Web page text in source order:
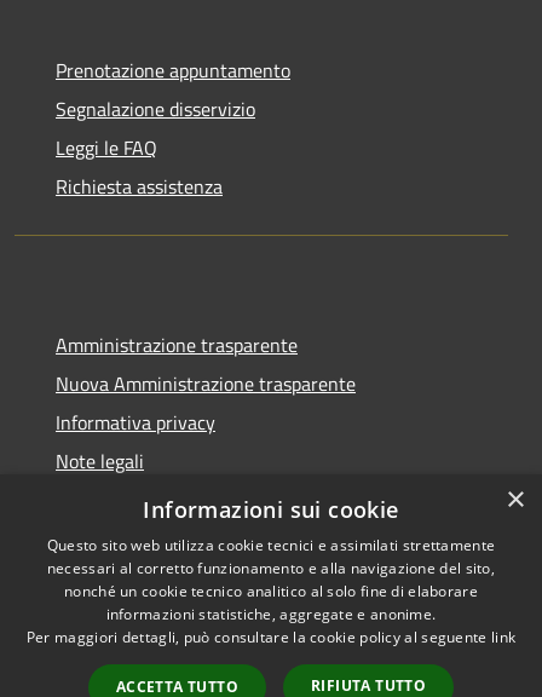
Prenotazione appuntamento
Segnalazione disservizio
Leggi le FAQ
Richiesta assistenza
Amministrazione trasparente
Nuova Amministrazione trasparente
Informativa privacy
Note legali
Dichiarazione di accessibilità
Accessibilità
Copyright © 2026 • Comune di
Seminara • Powered by
Municipium•
Accesso
×
Informazioni sui cookie
Questo sito web utilizza cookie tecnici e assimilati strettamente
necessari al corretto funzionamento e alla navigazione del sito,
nonché un cookie tecnico analitico al solo fine di elaborare
informazioni statistiche, aggregate e anonime.
Per maggiori dettagli, può consultare la cookie policy al seguente link
ACCETTA TUTTO RIFIUTA TUTTO